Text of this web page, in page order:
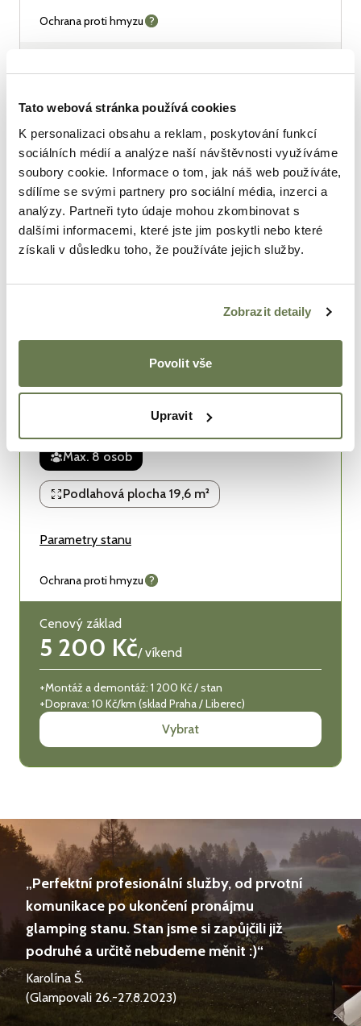
Tato webová stránka používá cookies
K personalizaci obsahu a reklam, poskytování funkcí
sociálních médií a analýze naší návštěvnosti využíváme
soubory cookie. Informace o tom, jak náš web používáte,
sdílíme se svými partnery pro sociální média, inzerci a
analýzy. Partneři tyto údaje mohou zkombinovat s
dalšími informacemi, které jste jim poskytli nebo které
získali v důsledku toho, že používáte jejich služby.
Zobrazit detaily
Povolit vše
Upravit
Ochrana proti hmyzu
+Montáž a demontáž: 1 200 Kč / stan
Doprava: 10 Kč/km (sklad Praha / Liberec)
Vybrat
Oblíbené
Glampingový stan
Canvas Sibley 500 ProTech
Max. 8 osob
Podlahová plocha 19,6 m²
Parametry stanu
Ochrana proti hmyzu
Cenový základ
5 200 Kč/víkend
+Montáž a demontáž: 1 200 Kč / stan
+Doprava: 10 Kč/km (sklad Praha / Liberec)
Vybrat
„Perfektní profesionální služby, od prvotní
komunikace po ukončení pronájmu
glamping stanu. Stan jsme si zapůjčili již
podruhé a určitě nebudeme měnit :)“
Karolína Š.
(Glampovali 26.-27.8.2023)